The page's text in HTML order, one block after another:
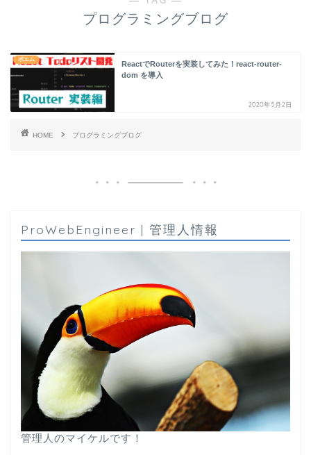
プログラミングブログ
ポエム
ReactでRouterを実装してみた！react-router-
dom を導入
2020年5月2日
HOME プログラミングブログ
ProWebEngineer | 管理人情報
管理人のマイケルです！